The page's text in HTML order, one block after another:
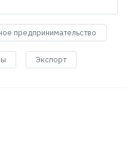
предпринимательство
Экспорт